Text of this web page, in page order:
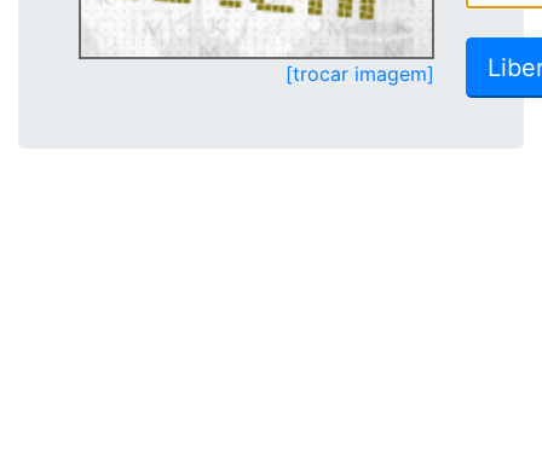
[trocar imagem]